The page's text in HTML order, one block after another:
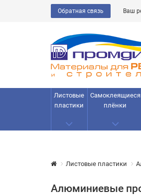
Обратная связь Ваш
Листовые
пластики
Самоклеящиеся
плёнки
Листовые пластики
Алюминиевые